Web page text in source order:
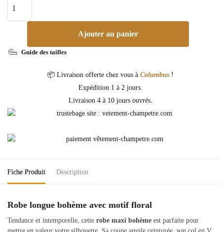
Ajouter au panier
Guide des tailles
📦 Livraison offerte chez vous à Columbus !
Expédition 1 à 2 jours.
Livraison 4 à 10 jours ouvrés.
Fiche Produit Description
Robe longue bohème avec motif floral
Tendance et intemporelle, cette robe maxi bohème est parfaite pour